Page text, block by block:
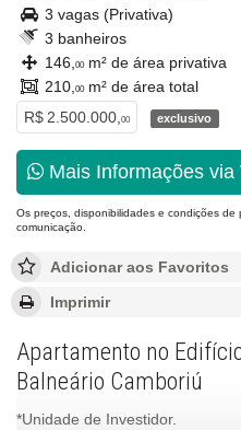
3 vagas (Privativa)
3 banheiros
146, 00m² de área privativa
210, 00m² de área total
R$ 2.500.000, 00 exclusivo
Mais Informações via
Os preços, disponibilidades e condições
comunicação.
Adicionar aos Favoritos
Imprimir
Apartamento no
Balneário Camboriú
*Unidade de Investidor.